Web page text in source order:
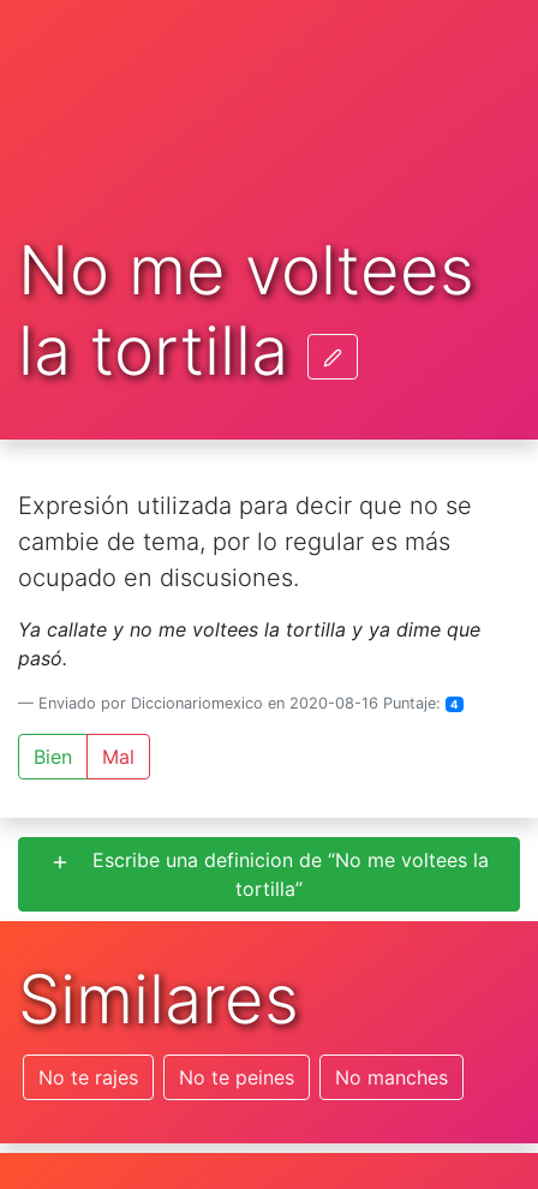
No me voltees
la tortilla
Expresión utilizada para decir que no se
cambie de tema, por lo regular es más
ocupado en discusiones.
Ya callate y no me voltees la tortilla y ya dime que
pasó.
Enviado por Diccionariomexico en 2020-08-16 Puntaje: 4
Bien Mal
Escribe una definicion de “No me voltees la
tortilla”
Similares
No te rajes No te peines No manches